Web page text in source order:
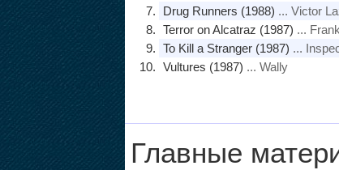
Drug Runners (1988) ... Victor
Terror on Alcatraz (1987) ...
To Kill a Stranger (1987) ...
Vultures (1987) ... Wally
Главные